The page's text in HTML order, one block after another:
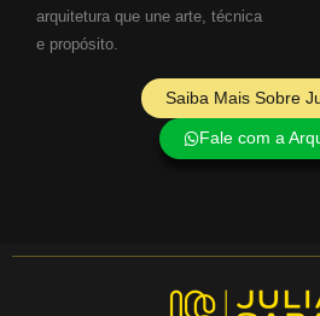
arquitetura que une arte, técnica
e propósito.
Saiba Mais Sobre
Fale com a